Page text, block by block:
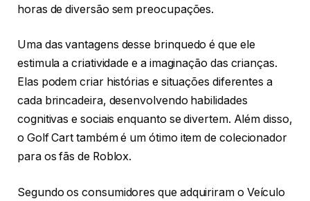
horas de diversão sem preocupações.
Uma das vantagens desse brinquedo é que ele
estimula a criatividade e a imaginação das crianças.
Elas podem criar histórias e situações diferentes a
cada brincadeira, desenvolvendo habilidades
cognitivas e sociais enquanto se divertem. Além disso,
o Golf Cart também é um ótimo item de colecionador
para os fãs de Roblox.
Segundo os consumidores que adquiriram o Veículo